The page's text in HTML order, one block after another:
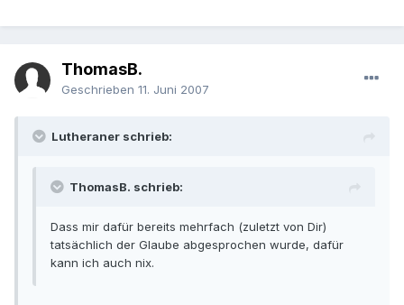
ThomasB.
Geschrieben 11. Juni 2007
Lutheraner schrieb:
ThomasB. schrieb:
Dass mir dafür bereits mehrfach (zuletzt von Dir)
tatsächlich der Glaube abgesprochen wurde, dafür
kann ich auch nix.